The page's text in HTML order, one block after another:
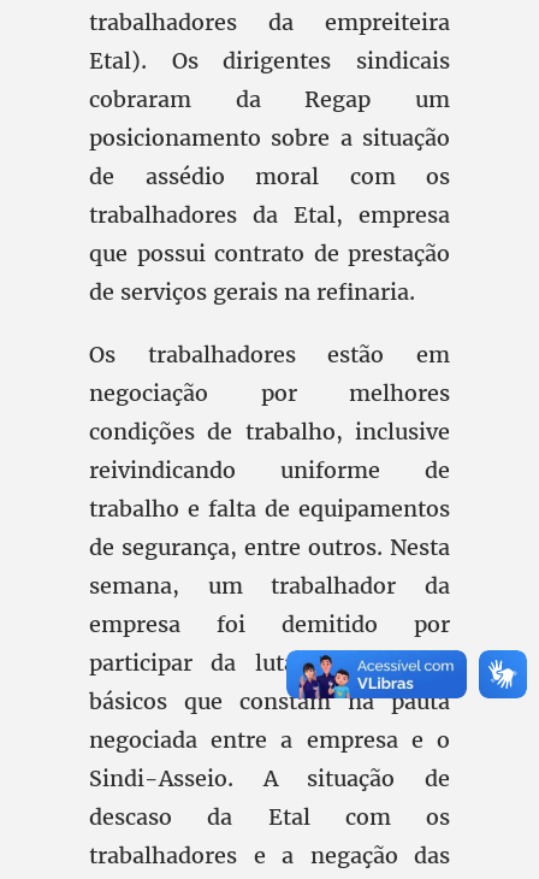
trabalhadores da empreiteira
Etal). Os dirigentes sindicais
cobraram da Regap um
posicionamento sobre a situação
de assédio moral com os
trabalhadores da Etal, empresa
que possui contrato de prestação
de serviços gerais na refinaria.
Os trabalhadores estão em
negociação por melhores
condições de trabalho, inclusive
reivindicando uniforme de
trabalho e falta de equipamentos
de segurança, entre outros. Nesta
semana, um trabalhador da
empresa foi demitido por
participar da luta por direitos
básicos que constam na pauta
negociada entre a empresa e o
Sindi-Asseio. A situação de
descaso da Etal com os
trabalhadores e a negação das